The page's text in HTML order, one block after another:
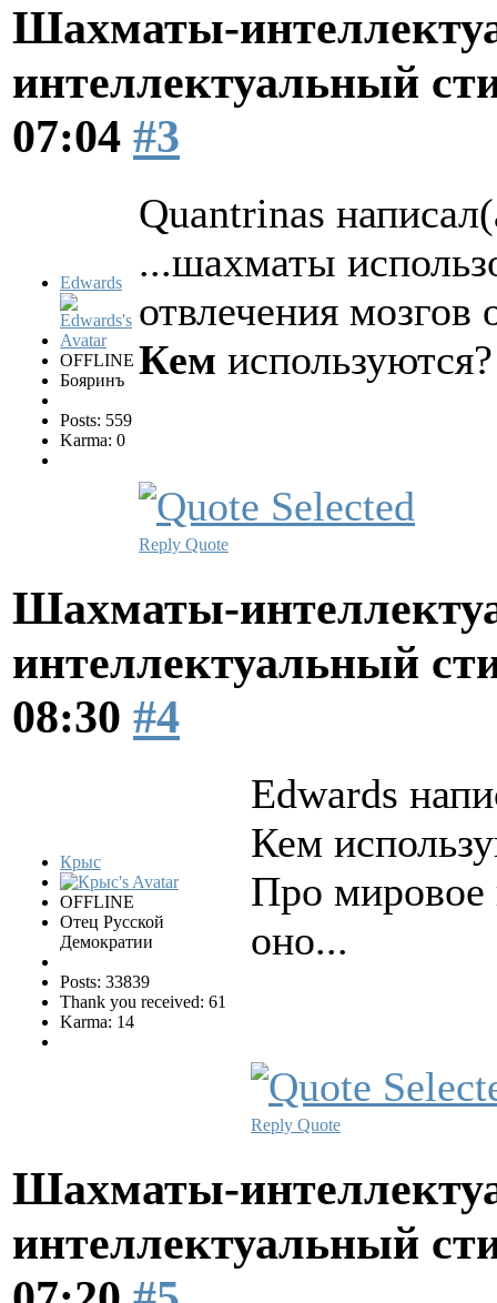
Шахматы-
интеллектуальный
07:04 #3
Edwards
OFFLINE
Бояринъ
Posts: 559
Karma: 0
Quantrinas
...шахматы
отвлечения мозгов
Кем используются?
Reply Quote
Шахматы-
интеллектуальный
08:30 #4
Крыс
OFFLINE
Отец Русской
Демократии
Posts: 33839
Thank you received: 61
Karma: 14
Edwards
Кем
Про мировое
оно...
Reply Quote
Шахматы-
интеллектуальный